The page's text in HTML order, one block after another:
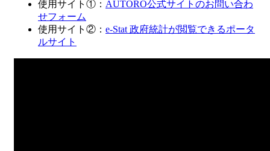
使用サイト①： AUTORO公式サイトのお問い合わ
せフォーム
使用サイト②： e-Stat 政府統計が閲覧できるポータ
ルサイト